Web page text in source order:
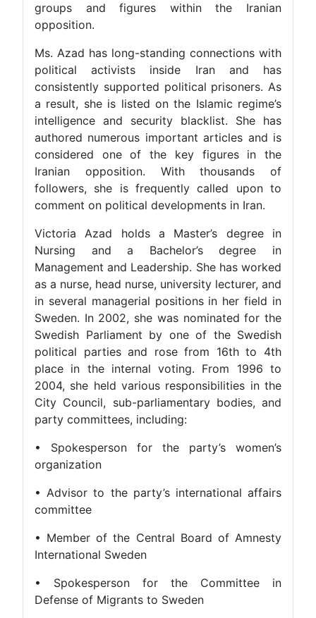
groups and figures within the Iranian
opposition.
Ms. Azad has long-standing connections with
political activists inside Iran and has
consistently supported political prisoners. As
a result, she is listed on the Islamic regime’s
intelligence and security blacklist. She has
authored numerous important articles and is
considered one of the key figures in the
Iranian opposition. With thousands of
followers, she is frequently called upon to
comment on political developments in Iran.
Victoria Azad holds a Master’s degree in
Nursing and a Bachelor’s degree in
Management and Leadership. She has worked
as a nurse, head nurse, university lecturer, and
in several managerial positions in her field in
Sweden. In 2002, she was nominated for the
Swedish Parliament by one of the Swedish
political parties and rose from 16th to 4th
place in the internal voting. From 1996 to
2004, she held various responsibilities in the
City Council, sub-parliamentary bodies, and
party committees, including:
• Spokesperson for the party’s women’s
organization
• Advisor to the party’s international affairs
committee
• Member of the Central Board of Amnesty
International Sweden
• Spokesperson for the Committee in
Defense of Migrants to Sweden